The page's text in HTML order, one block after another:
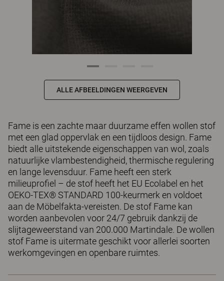
ALLE AFBEELDINGEN WEERGEVEN
Fame is een zachte maar duurzame effen wollen stof
met een glad oppervlak en een tijdloos design. Fame
biedt alle uitstekende eigenschappen van wol, zoals
natuurlijke vlambestendigheid, thermische regulering
en lange levensduur. Fame heeft een sterk
milieuprofiel – de stof heeft het EU Ecolabel en het
OEKO-TEX® STANDARD 100-keurmerk en voldoet
aan de Möbelfakta-vereisten. De stof Fame kan
worden aanbevolen voor 24/7 gebruik dankzij de
slijtageweerstand van 200.000 Martindale. De wollen
stof Fame is uitermate geschikt voor allerlei soorten
werkomgevingen en openbare ruimtes.